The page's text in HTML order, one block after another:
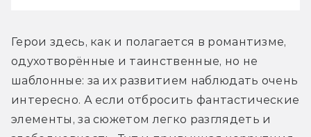
Герои здесь, как и полагается в романтизме,
одухотворённые и таинственные, но не
шаблонные: за их развитием наблюдать очень
интересно. А если отбросить фантастические
элементы, за сюжетом легко разглядеть и